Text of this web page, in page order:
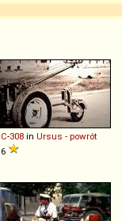
C-308 in Ursus - powrót